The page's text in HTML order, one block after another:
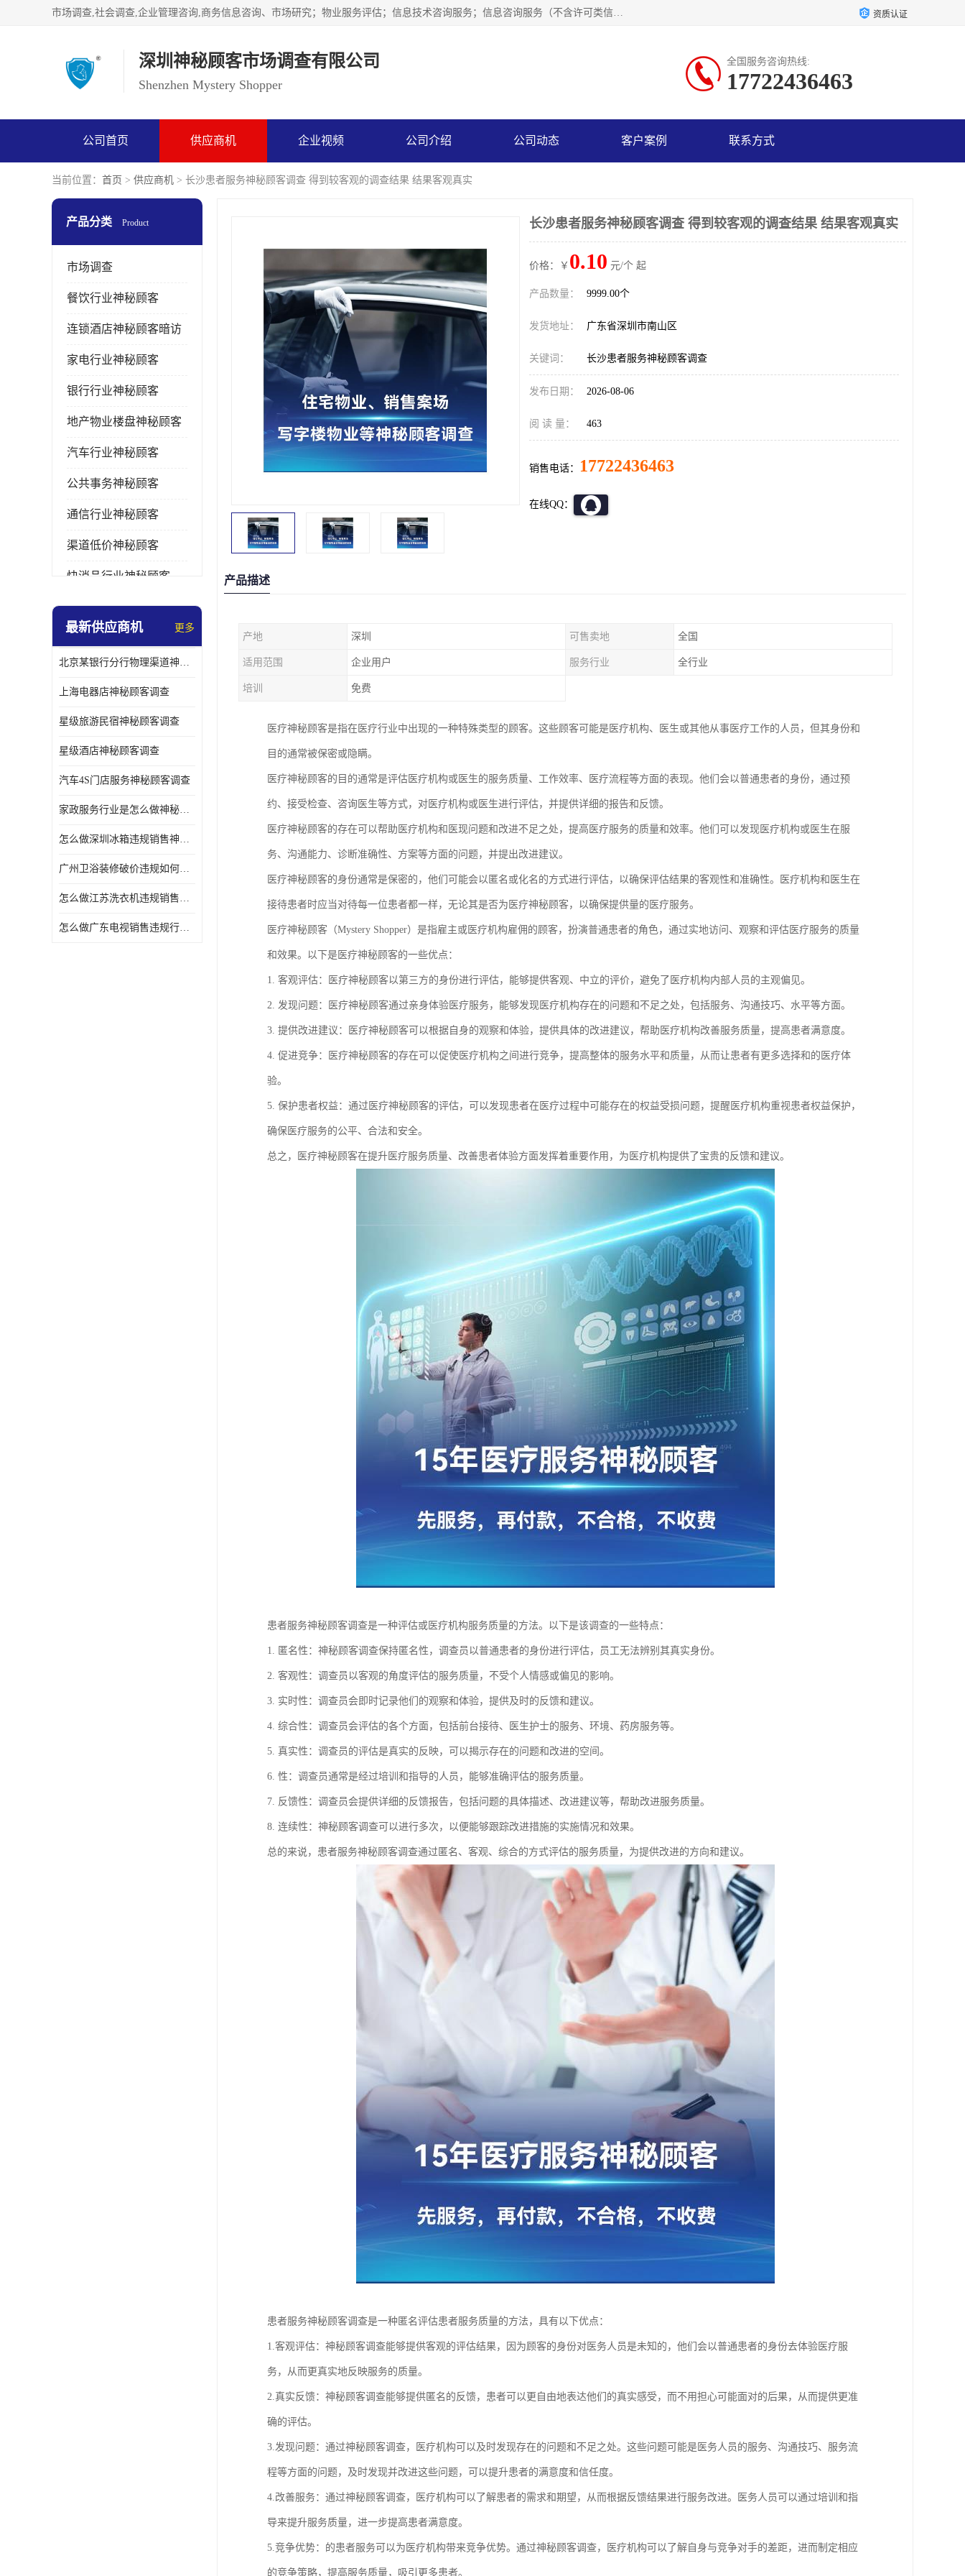
市场调查,社会调查,企业管理咨询,商务信息咨询、市场研究；物业服务评估；信息技术咨询服务；信息咨询服务（不含许可类信息咨询服务）；社会经济咨询服务；技术服务、技术开发、技术咨询、技术交流、技术转让、技术推广；企业信用调查和评估。 资质认证
深圳神秘顾客市场调查有限公司
Shenzhen Mystery Shopper
全国服务咨询热线:
17722436463
公司首页 供应商机 企业视频 公司介绍 公司动态 客户案例 联系方式
当前位置： 首页 > 供应商机 > 长沙患者服务神秘顾客调查 得到较客观的调查结果 结果客观真实
产品分类 Product
市场调查
餐饮行业神秘顾客
连锁酒店神秘顾客暗访
家电行业神秘顾客
银行行业神秘顾客
地产物业楼盘神秘顾客
汽车行业神秘顾客
公共事务神秘顾客
通信行业神秘顾客
渠道低价神秘顾客
快消品行业神秘顾客
医疗行业神秘顾客
金融行业神秘顾客
服装行业神秘顾客暗访
最新供应商机 更多
北京某银行分行物理渠道神秘人检查服务质量
上海电器店神秘顾客调查
星级旅游民宿神秘顾客调查
星级酒店神秘顾客调查
汽车4S门店服务神秘顾客调查
家政服务行业是怎么做神秘顾客调研
怎么做深圳冰箱违规销售神秘顾客检测
广州卫浴装修破价违规如何进行神秘顾客暗访调查
怎么做江苏洗衣机违规销售神秘顾客检测
怎么做广东电视销售违规行为神秘顾客检测
长沙患者服务神秘顾客调查 得到较客观的调查结果 结果客观真实
价格：￥ 0.10 元/个 起
产品数量： 9999.00个
发货地址： 广东省深圳市南山区
关键词： 长沙患者服务神秘顾客调查
发布日期： 2026-08-06
阅 读 量： 463
销售电话： 17722436463
在线QQ：
产品描述
产地 深圳 可售卖地 全国
适用范围 企业用户 服务行业 全行业
培训 免费
医疗神秘顾客是指在医疗行业中出现的一种特殊类型的顾客。这些顾客可能是医疗机构、医生或其他从事医疗工作的人员，但其身份和
目的通常被保密或隐瞒。
医疗神秘顾客的目的通常是评估医疗机构或医生的服务质量、工作效率、医疗流程等方面的表现。他们会以普通患者的身份，通过预
约、接受检查、咨询医生等方式，对医疗机构或医生进行评估，并提供详细的报告和反馈。
医疗神秘顾客的存在可以帮助医疗机构和医现问题和改进不足之处，提高医疗服务的质量和效率。他们可以发现医疗机构或医生在服
务、沟通能力、诊断准确性、方案等方面的问题，并提出改进建议。
医疗神秘顾客的身份通常是保密的，他们可能会以匿名或化名的方式进行评估，以确保评估结果的客观性和准确性。医疗机构和医生在
接待患者时应当对待每一位患者都一样，无论其是否为医疗神秘顾客，以确保提供量的医疗服务。
医疗神秘顾客（Mystery Shopper）是指雇主或医疗机构雇佣的顾客，扮演普通患者的角色，通过实地访问、观察和评估医疗服务的质量
和效果。以下是医疗神秘顾客的一些优点：
1. 客观评估：医疗神秘顾客以第三方的身份进行评估，能够提供客观、中立的评价，避免了医疗机构内部人员的主观偏见。
2. 发现问题：医疗神秘顾客通过亲身体验医疗服务，能够发现医疗机构存在的问题和不足之处，包括服务、沟通技巧、水平等方面。
3. 提供改进建议：医疗神秘顾客可以根据自身的观察和体验，提供具体的改进建议，帮助医疗机构改善服务质量，提高患者满意度。
4. 促进竞争：医疗神秘顾客的存在可以促使医疗机构之间进行竞争，提高整体的服务水平和质量，从而让患者有更多选择和的医疗体
验。
5. 保护患者权益：通过医疗神秘顾客的评估，可以发现患者在医疗过程中可能存在的权益受损问题，提醒医疗机构重视患者权益保护，
确保医疗服务的公平、合法和安全。
总之，医疗神秘顾客在提升医疗服务质量、改善患者体验方面发挥着重要作用，为医疗机构提供了宝贵的反馈和建议。
患者服务神秘顾客调查是一种评估或医疗机构服务质量的方法。以下是该调查的一些特点：
1. 匿名性：神秘顾客调查保持匿名性，调查员以普通患者的身份进行评估，员工无法辨别其真实身份。
2. 客观性：调查员以客观的角度评估的服务质量，不受个人情感或偏见的影响。
3. 实时性：调查员会即时记录他们的观察和体验，提供及时的反馈和建议。
4. 综合性：调查员会评估的各个方面，包括前台接待、医生护士的服务、环境、药房服务等。
5. 真实性：调查员的评估是真实的反映，可以揭示存在的问题和改进的空间。
6. 性：调查员通常是经过培训和指导的人员，能够准确评估的服务质量。
7. 反馈性：调查员会提供详细的反馈报告，包括问题的具体描述、改进建议等，帮助改进服务质量。
8. 连续性：神秘顾客调查可以进行多次，以便能够跟踪改进措施的实施情况和效果。
总的来说，患者服务神秘顾客调查通过匿名、客观、综合的方式评估的服务质量，为提供改进的方向和建议。
患者服务神秘顾客调查是一种匿名评估患者服务质量的方法，具有以下优点：
1.客观评估：神秘顾客调查能够提供客观的评估结果，因为顾客的身份对医务人员是未知的，他们会以普通患者的身份去体验医疗服
务，从而更真实地反映服务的质量。
2.真实反馈：神秘顾客调查能够提供匿名的反馈，患者可以更自由地表达他们的真实感受，而不用担心可能面对的后果，从而提供更准
确的评估。
3.发现问题：通过神秘顾客调查，医疗机构可以及时发现存在的问题和不足之处。这些问题可能是医务人员的服务、沟通技巧、服务流
程等方面的问题，及时发现并改进这些问题，可以提升患者的满意度和信任度。
4.改善服务：通过神秘顾客调查，医疗机构可以了解患者的需求和期望，从而根据反馈结果进行服务改进。医务人员可以通过培训和指
导来提升服务质量，进一步提高患者满意度。
5.竞争优势：的患者服务可以为医疗机构带来竞争优势。通过神秘顾客调查，医疗机构可以了解自身与竞争对手的差距，进而制定相应
的竞争策略，提高服务质量，吸引更多患者。